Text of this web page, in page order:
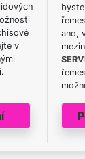
v
ano,